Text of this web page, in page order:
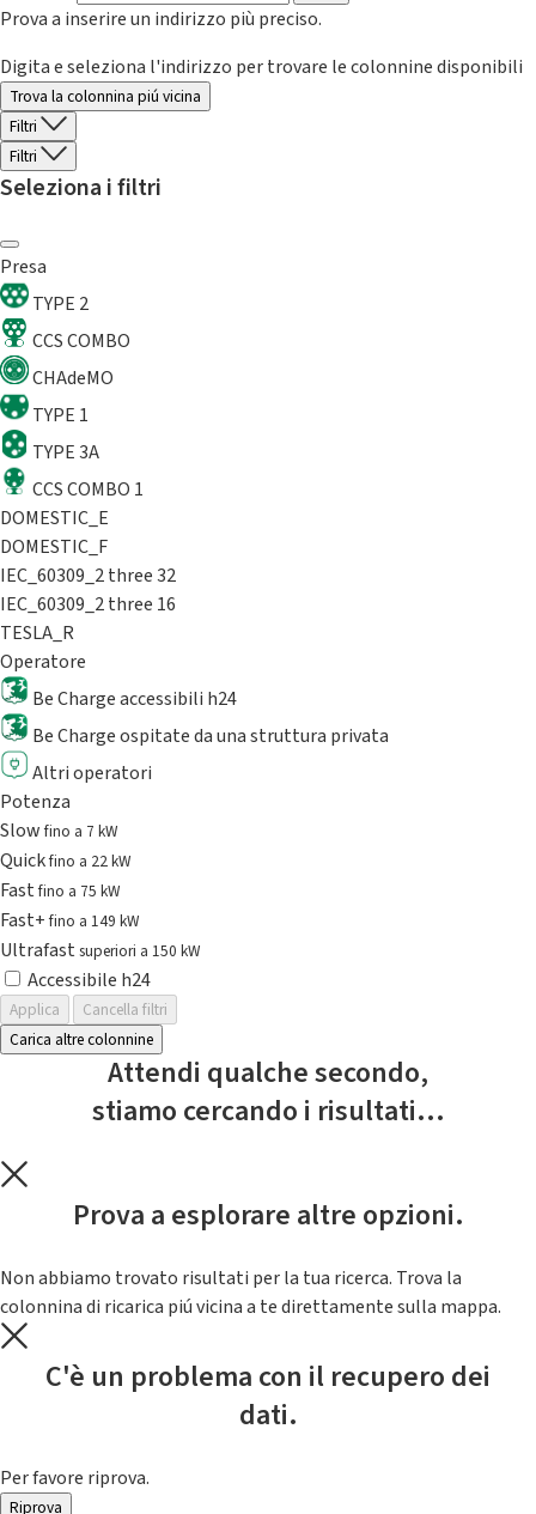
Prova a inserire un indirizzo più preciso.
Digita e seleziona l'indirizzo per trovare le colonnine disponibili
Trova la colonnina piú vicina
Filtri
Filtri
Seleziona i filtri
Presa
TYPE 2
CCS COMBO
CHAdeMO
TYPE 1
TYPE 3A
CCS COMBO 1
DOMESTIC_E
DOMESTIC_F
IEC_60309_2 three 32
IEC_60309_2 three 16
TESLA_R
Operatore
Be Charge accessibili h24
Be Charge ospitate da una struttura privata
Altri operatori
Potenza
Slowfino a 7 kW
Quickfino a 22 kW
Fastfino a 75 kW
Fast+fino a 149 kW
Ultrafast superiori a 150 kW
Accessibile h24
Applica
Cancella filtri
Carica altre colonnine
Attendi qualche secondo,
stiamo cercando i risultati...
Prova a esplorare altre opzioni.
Non abbiamo trovato risultati per la tua ricerca. Trova la
colonnina di ricarica piú vicina a te direttamente sulla mappa.
C'è un problema con il recupero dei
dati.
Per favore riprova.
Riprova